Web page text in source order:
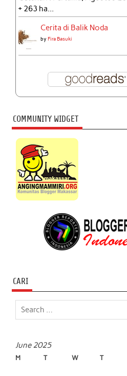
+ 263 ha...
Cerita di Balik Noda
byFira Basuki
COMMUNITY WIDGET
CARI
June 2025
M T W T